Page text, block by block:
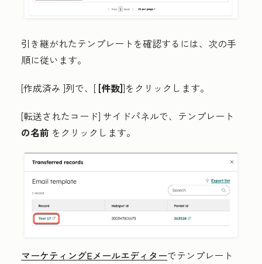
引き継がれたテンプレートを確認するには、次の手
順に従います。
[作成済み ]列で、[ [件数]]をクリックします。
[転送されたコード] サイドパネルで、テンプレート
の名前 をクリックします。
マーケティングEメールエディターでテンプレート